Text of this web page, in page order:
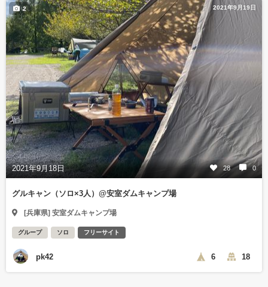
2021年9月19日
2021年9月18日 28 0
2
グルキャン（ソロ×3人）@安室ダムキャンプ場
[兵庫県] 安室ダムキャンプ場
グループ ソロ フリーサイト
pk42 6 18